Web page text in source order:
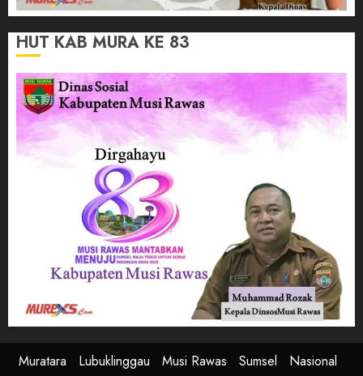
HUT KAB MURA KE 83
Muratara Lubuklinggau Musi Rawas Sumsel Nasional